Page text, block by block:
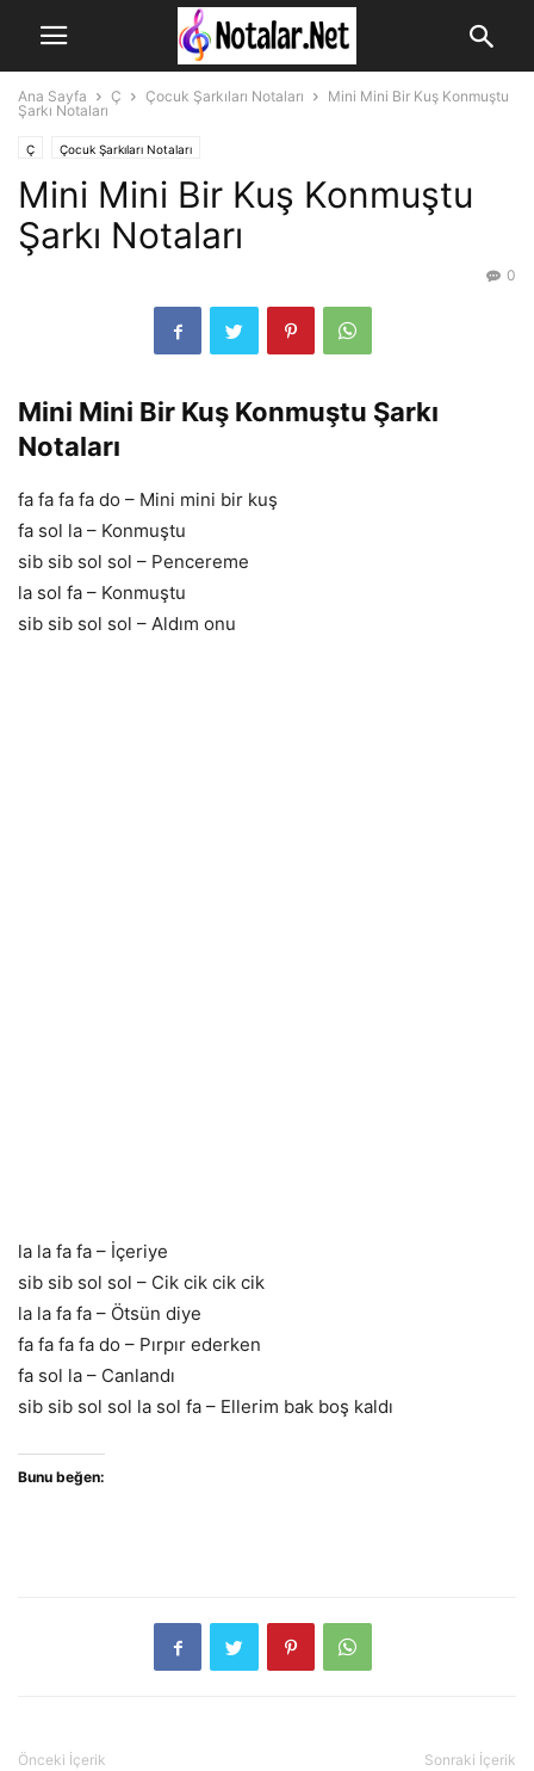
Ana Sayfa Ç Çocuk Şarkıları Notaları
Mini Mini Bir Kuş Konmuştu
Şarkı Notaları
Ç Çocuk Şarkıları Notaları
Mini Mini Bir Kuş Konmuştu
Şarkı Notaları
0
Mini Mini Bir Kuş Konmuştu Şarkı
Notaları
fa fa fa fa do – Mini mini bir kuş
fa sol la – Konmuştu
sib sib sol sol – Pencereme
la sol fa – Konmuştu
sib sib sol sol – Aldım onu
la la fa fa – İçeriye
sib sib sol sol – Cik cik cik cik
la la fa fa – Ötsün diye
fa fa fa fa do – Pırpır ederken
fa sol la – Canlandı
sib sib sol sol la sol fa – Ellerim bak boş kaldı
Bunu beğen:
Önceki İçerik Sonraki İçerik